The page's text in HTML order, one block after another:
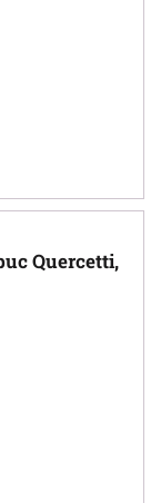
Quercetti,